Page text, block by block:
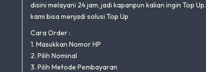
disini melayani 24 jam, jadi kapanpun kalian ingin Top Up.
kami bisa menjadi solusi Top Up
Cara Order :
1. Masukkan Nomor HP
2. Pilih Nominal
3. Pilih Metode Pembayaran